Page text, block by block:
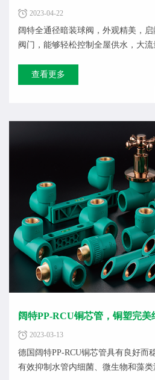
2023-04-22
阔特全通径暗装球阀，外观精美，
阀门，能够轻松控制全屋供水，大
查看更多
阔特PP-RCU铜芯管，铜塑完美
2023-03-13
德国阔特PP-RCU铜芯管具有良好而
有效抑制水管内细菌、微生物和藻